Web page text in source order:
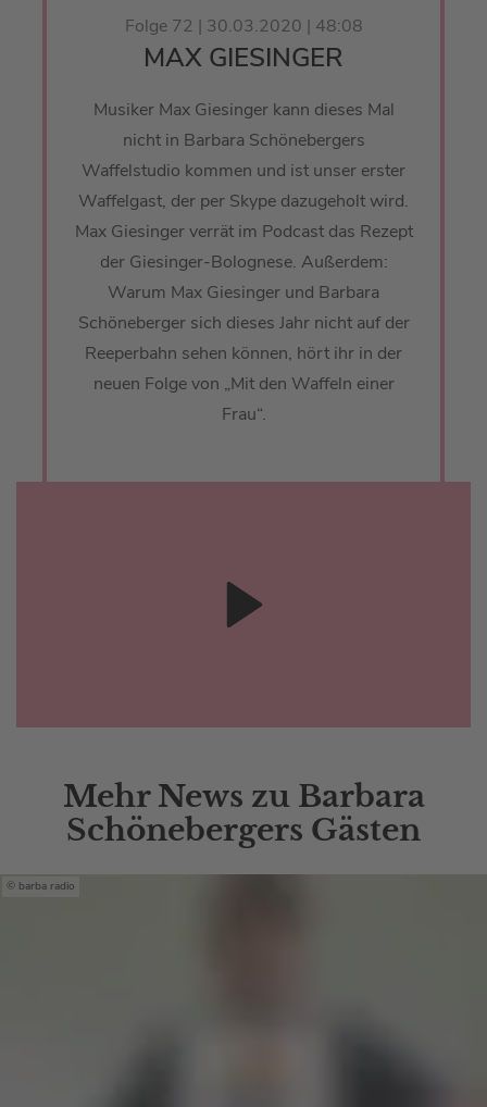
Folge 72 | 30.03.2020 | 48:08
MAX GIESINGER
Musiker Max Giesinger kann dieses Mal
nicht in Barbara Schönebergers
Waffelstudio kommen und ist unser erster
Waffelgast, der per Skype dazugeholt wird.
Max Giesinger verrät im Podcast das Rezept
der Giesinger-Bolognese. Außerdem:
Warum Max Giesinger und Barbara
Schöneberger sich dieses Jahr nicht auf der
Reeperbahn sehen können, hört ihr in der
neuen Folge von „Mit den Waffeln einer
Frau“.
Mehr News zu Barbara
Schönebergers Gästen
barba radio